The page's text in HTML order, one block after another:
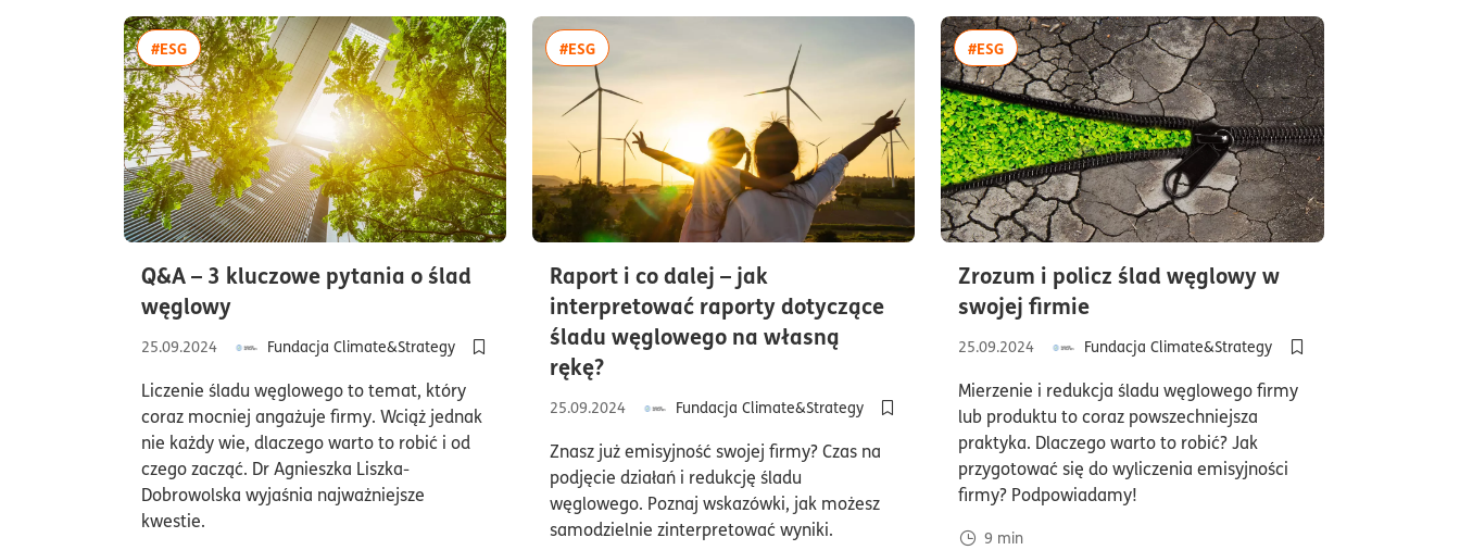
Q&A – 3 kluczowe pytania o ślad
węglowyczas czytania5minuty
25.09.2024
Fundacja Climate&Strategy
Dodaj do półki/usuń z półki artykuł Q&A – 3 kluczowe pytania o ślad węglowy
Liczenie śladu węglowego to temat, który
coraz mocniej angażuje firmy. Wciąż jednak
nie każdy wie, dlaczego warto to robić i od
czego zacząć. Dr Agnieszka Liszka-
Dobrowolska wyjaśnia najważniejsze
kwestie.
#ESGwięcej artykułów z tagiem:#ESG
Raport i co dalej – jak
interpretować raporty dotyczące
śladu węglowego na własną
rękę?czas czytania3minuty
25.09.2024
Fundacja Climate&Strategy
Dodaj do półki/usuń z półki artykuł Raport i co dalej – jak interpretować raporty
Znasz już emisyjność swojej firmy? Czas na
podjęcie działań i redukcję śladu
węglowego. Poznaj wskazówki, jak możesz
samodzielnie zinterpretować wyniki.
#ESGwięcej artykułów z tagiem:#ESG
Zrozum i policz ślad węglowy w
swojej firmieczas czytania9minuty
25.09.2024
Fundacja Climate&Strategy
Mierzenie i redukcja śladu węglowego firmy
lub produktu to coraz powszechniejsza
praktyka. Dlaczego warto to robić? Jak
przygotować się do wyliczenia emisyjności
firmy? Podpowiadamy!
9 min
#ESGwięcej artykułów z tagiem:#ESG